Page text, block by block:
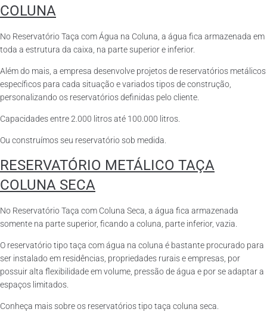
COLUNA
No Reservatório Taça com Água na Coluna, a água fica armazenada em
toda a estrutura da caixa, na parte superior e inferior.
Além do mais, a empresa desenvolve projetos de reservatórios metálicos
específicos para cada situação e variados tipos de construção,
personalizando os reservatórios definidas pelo cliente.
Capacidades entre 2.000 litros até 100.000 litros.
Ou construímos seu reservatório sob medida.
RESERVATÓRIO METÁLICO TAÇA
COLUNA SECA
No Reservatório Taça com Coluna Seca, a água fica armazenada
somente na parte superior, ficando a coluna, parte inferior, vazia.
O reservatório tipo taça com água na coluna é bastante procurado para
ser instalado em residências, propriedades rurais e empresas, por
possuir alta flexibilidade em volume, pressão de água e por se adaptar a
espaços limitados.
Conheça mais sobre os reservatórios tipo taça coluna seca.